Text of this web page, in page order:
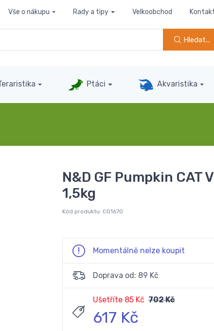
Vše o nákupu Rady a tipy Velkoobchod
Hledat...
Ptáci Akvaristika
N&D GF Pumpkin CAT
1,5kg
Kód produktu: C01670
Momentálně nelze koupit
Doprava od: 89 Kč
Ušetříte 85 Kč 702 Kč
617 Kč